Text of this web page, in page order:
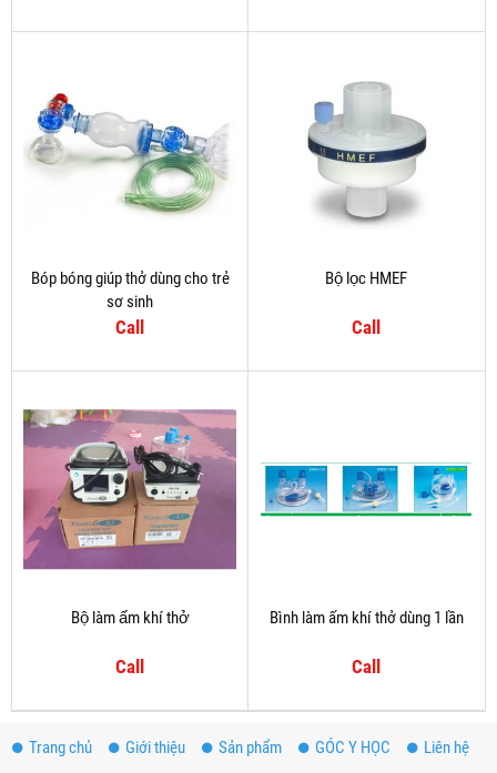
Bóp bóng giúp thở dùng cho trẻ
sơ sinh
Call
Bộ lọc HMEF
Call
Bộ làm ấm khí thở
Call
Bình làm ấm khí thở dùng 1 lần
Call
Trang chủ Giới thiệu Sản phẩm GÓC Y HỌC Liên hệ